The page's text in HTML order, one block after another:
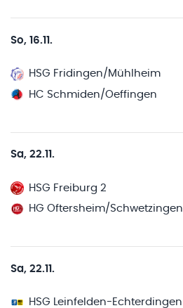
So, 16.11.
HSG Fridingen/Mühlheim
HC Schmiden/Oeffingen
Sa, 22.11.
HSG Freiburg 2
HG Oftersheim/Schwetzingen
Sa, 22.11.
HSG Leinfelden-Echterdingen